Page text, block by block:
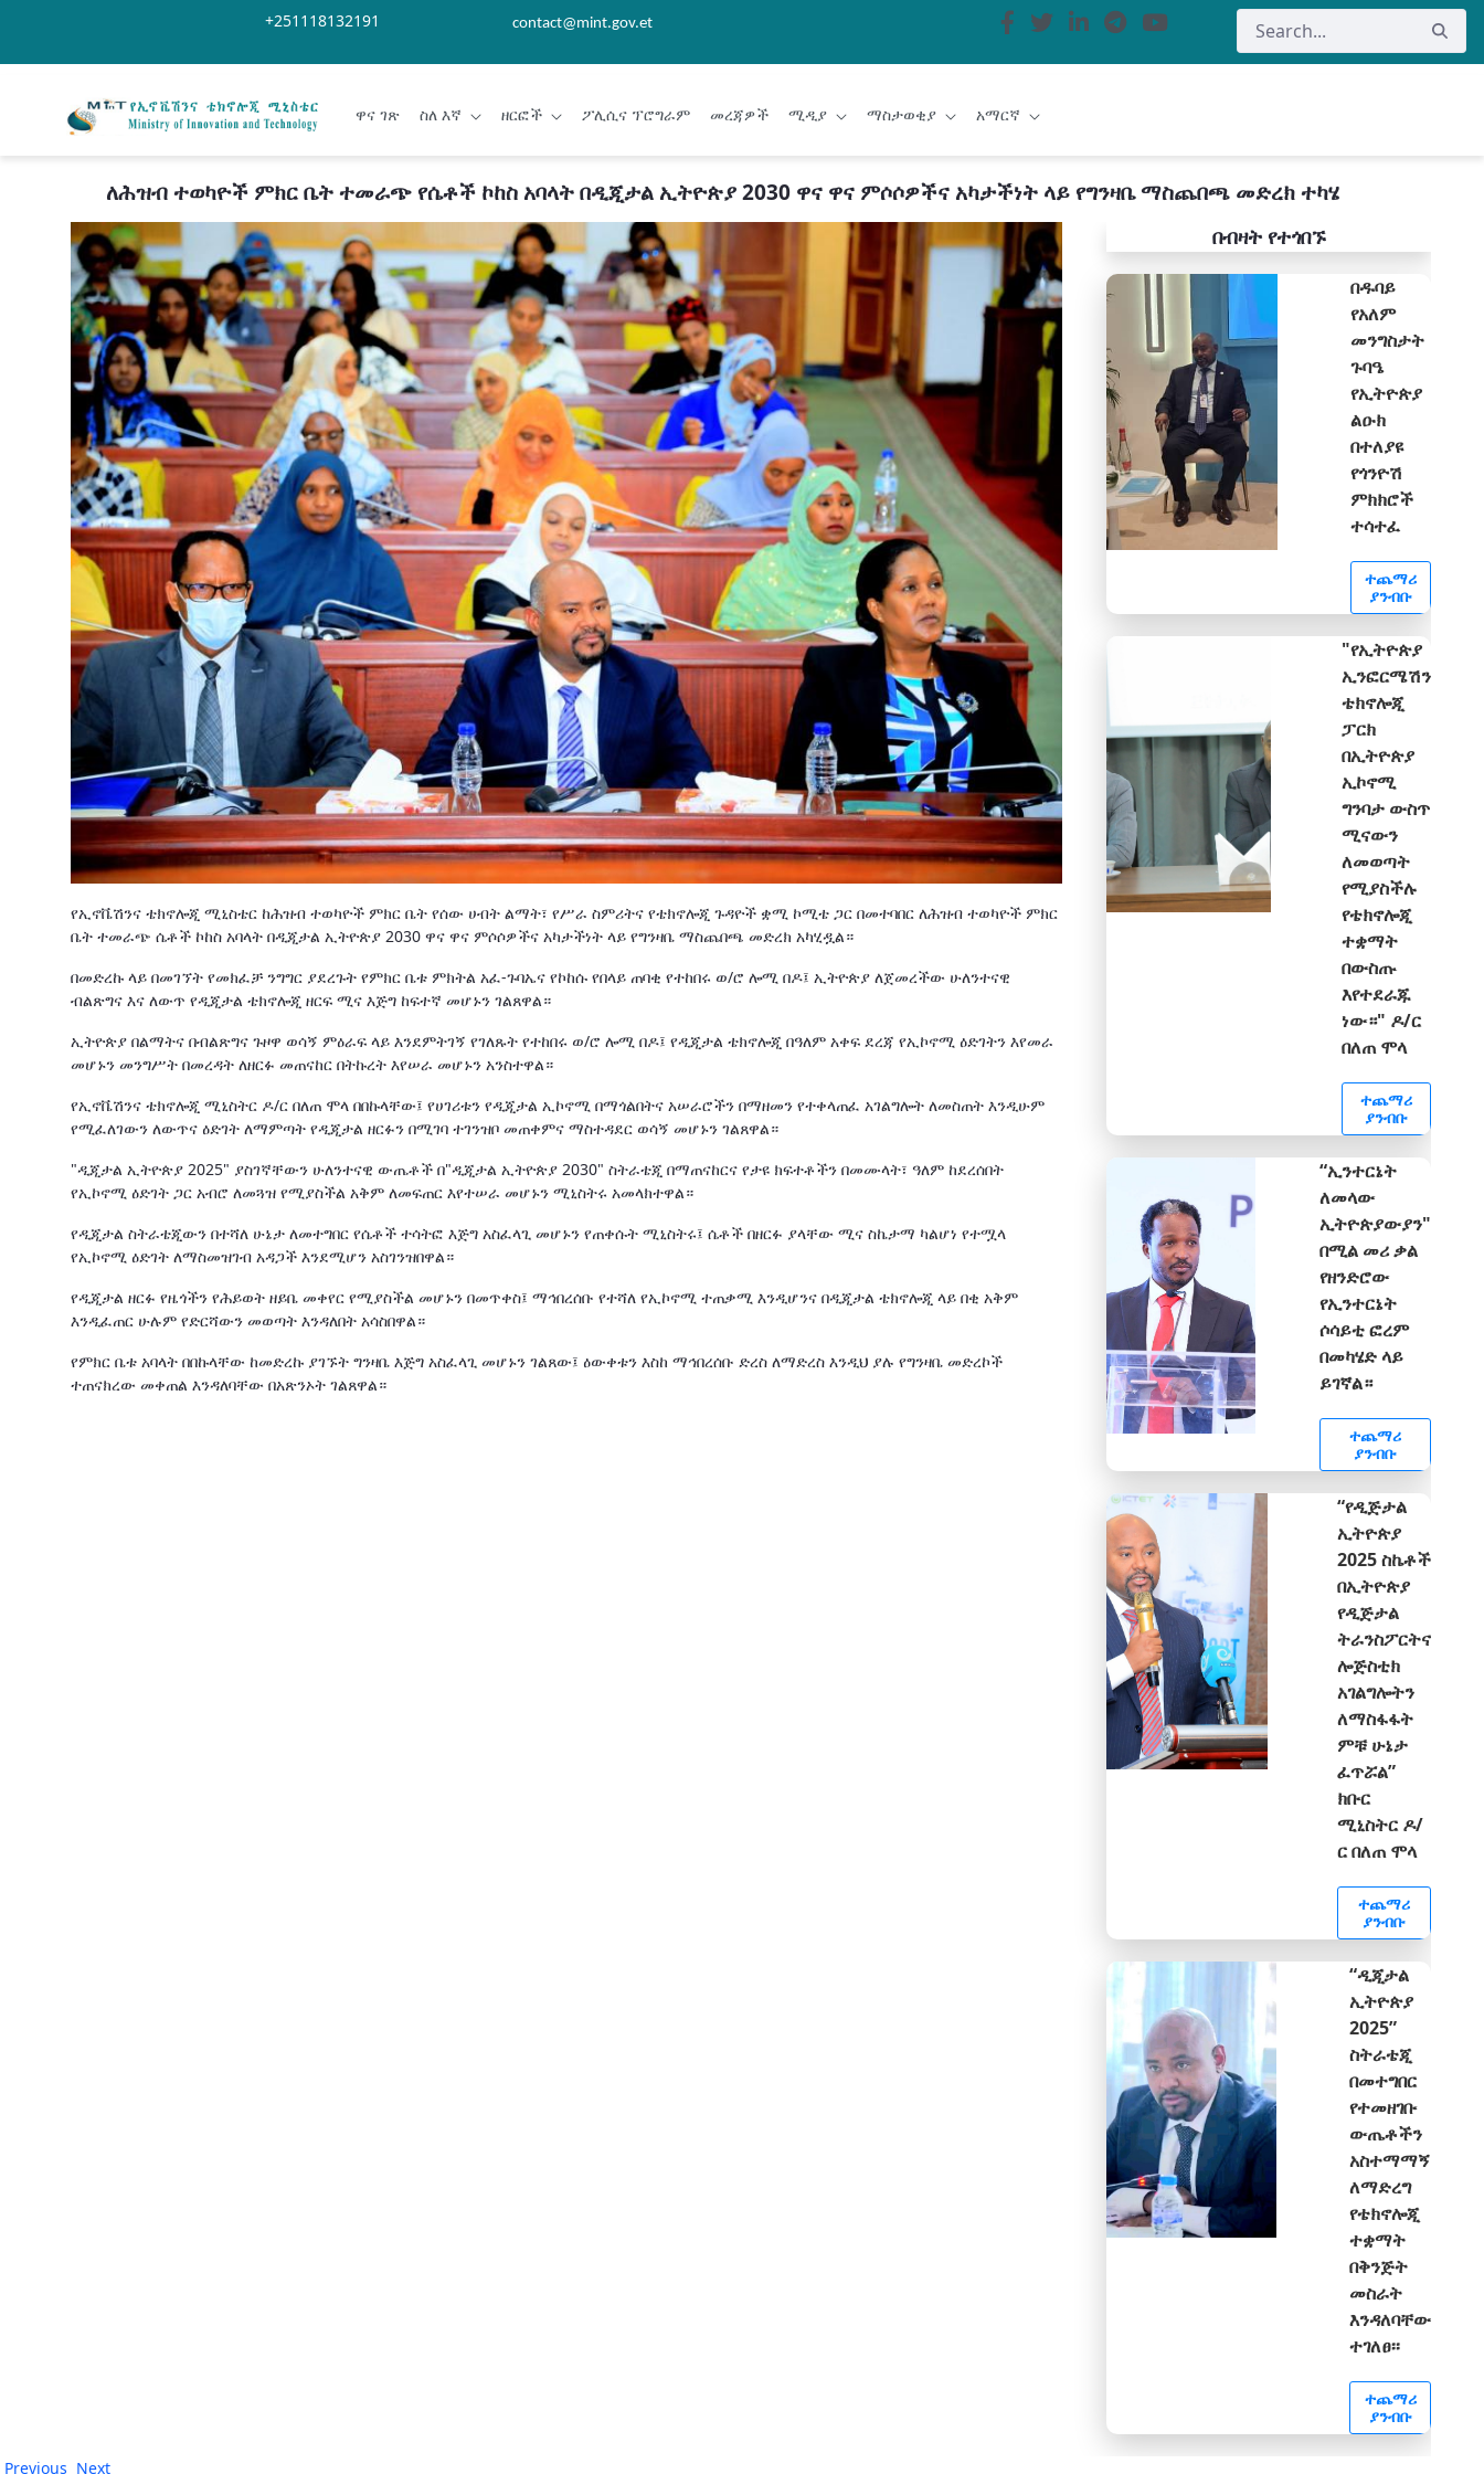
+251118132191 contact@mint.gov.et
ዋና ገጽ ስለ እኛ ዘርፎች ፖሊሲና ፕሮግራም መረጃዎች ሚዲያ ማስታወቂያ አማርኛ
ለሕዝብ ተወካዮች ምክር ቤት ተመራጭ የሴቶች ኮከስ አባላት በዲጂታል ኢትዮጵያ 2030 ዋና ዋና ምሶሶዎችና አካታችነት ላይ የግንዛቤ ማስጨበጫ መድረክ ተካሄ
የኢኖቬሽንና ቴክኖሎጂ ሚኒስቴር ከሕዝብ ተወካዮች ምክር ቤት የሰው ሀብት ልማት፣ የሥራ ስምሪትና የቴክኖሎጂ ጉዳዮች ቋሚ ኮሚቴ ጋር በመተባበር ለሕዝብ ተወካዮች ምክር
ቤት ተመራጭ ሴቶች ኮከስ አባላት በዲጂታል ኢትዮጵያ 2030 ዋና ዋና ምሶሶዎችና አካታችነት ላይ የግንዛቤ ማስጨበጫ መድረክ አካሂዷል።
በመድረኩ ላይ በመገኘት የመክፈቻ ንግግር ያደረጉት የምክር ቤቱ ምክትል አፈ-ጉባኤና የኮከሱ የበላይ ጠባቂ የተከበሩ ወ/ሮ ሎሚ በዶ፤ ኢትዮጵያ ለጀመረችው ሁለንተናዊ
ብልጽግና እና ለውጥ የዲጂታል ቴክኖሎጂ ዘርፍ ሚና እጅግ ከፍተኛ መሆኑን ገልጸዋል።
ኢትዮጵያ በልማትና በብልጽግና ጉዞዋ ወሳኝ ምዕራፍ ላይ እንደምትገኝ የገለጹት የተከበሩ ወ/ሮ ሎሚ በዶ፤ የዲጂታል ቴክኖሎጂ በዓለም አቀፍ ደረጃ የኢኮኖሚ ዕድገትን እየመራ
መሆኑን መንግሥት በመረዳት ለዘርፉ መጠናከር በትኩረት እየሠራ መሆኑን አንስተዋል።
የኢኖቬሽንና ቴክኖሎጂ ሚኒስትር ዶ/ር በለጠ ሞላ በበኩላቸው፤ የሀገሪቱን የዲጂታል ኢኮኖሚ በማጎልበትና አሠራሮችን በማዘመን የተቀላጠፈ አገልግሎት ለመስጠት እንዲሁም
የሚፈለገውን ለውጥና ዕድገት ለማምጣት የዲጂታል ዘርፉን በሚገባ ተገንዝቦ መጠቀምና ማስተዳደር ወሳኝ መሆኑን ገልጸዋል።
"ዲጂታል ኢትዮጵያ 2025" ያስገኛቸውን ሁለንተናዊ ውጤቶች በ"ዲጂታል ኢትዮጵያ 2030" ስትራቴጂ በማጠናከርና የታዩ ክፍተቶችን በመሙላት፣ ዓለም ከደረሰበት
የኢኮኖሚ ዕድገት ጋር አብሮ ለመጓዝ የሚያስችል አቅም ለመፍጠር እየተሠራ መሆኑን ሚኒስትሩ አመላክተዋል።
የዲጂታል ስትራቴጂውን በተሻለ ሁኔታ ለመተግበር የሴቶች ተሳትፎ እጅግ አስፈላጊ መሆኑን የጠቀሱት ሚኒስትሩ፤ ሴቶች በዘርፉ ያላቸው ሚና ስኬታማ ካልሆነ የተሟላ
የኢኮኖሚ ዕድገት ለማስመዝገብ አዳጋች እንደሚሆን አስገንዝበዋል።
የዲጂታል ዘርፉ የዜጎችን የሕይወት ዘይቤ መቀየር የሚያስችል መሆኑን በመጥቀስ፤ ማኅበረሰቡ የተሻለ የኢኮኖሚ ተጠቃሚ እንዲሆንና በዲጂታል ቴክኖሎጂ ላይ በቂ አቅም
እንዲፈጠር ሁሉም የድርሻውን መወጣት እንዳለበት አሳስበዋል።
የምክር ቤቱ አባላት በበኩላቸው ከመድረኩ ያገኙት ግንዛቤ እጅግ አስፈላጊ መሆኑን ገልጸው፤ ዕውቀቱን እስከ ማኅበረሰቡ ድረስ ለማድረስ እንዲህ ያሉ የግንዛቤ መድረኮች
ተጠናክረው መቀጠል እንዳለባቸው በአጽንኦት ገልጸዋል።
በብዛት የተጎበኙ
በዱባይ
የአለም
መንግስታት
ጉባዔ
የኢትዮጵያ
ልዑክ
በተለያዩ
የጎንዮሽ
ምክክሮች
ተሳተፈ
ተጨማሪ
ያንብቡ
"የኢትዮጵያ
ኢንፎርሜሽን
ቴክኖሎጂ
ፓርክ
በኢትዮጵያ
ኢኮኖሚ
ግንባታ ውስጥ
ሚናውን
ለመወጣት
የሚያስችሉ
የቴክኖሎጂ
ተቋማት
በውስጡ
እየተደራጁ
ነው።" ዶ/ር
በለጠ ሞላ
ተጨማሪ
ያንብቡ
“ኢንተርኔት
ለመላው
ኢትዮጵያውያን"
በሚል መሪ ቃል
የዘንድሮው
የኢንተርኔት
ሶሳይቲ ፎረም
በመካሄድ ላይ
ይገኛል።
ተጨማሪ
ያንብቡ
“የዲጅታል
ኢትዮጵያ
2025 ስኬቶች
በኢትዮጵያ
የዲጅታል
ትራንስፖርትና
ሎጅስቲክ
አገልግሎትን
ለማስፋፋት
ምቹ ሁኔታ
ፈጥሯል”
ክቡር
ሚኒስትር ዶ/
ር በለጠ ሞላ
ተጨማሪ
ያንብቡ
“ዲጂታል
ኢትዮጵያ
2025”
ስትራቴጂ
በመተግበር
የተመዘገቡ
ውጤቶችን
አስተማማኝ
ለማድረግ
የቴክኖሎጂ
ተቋማት
በቅንጅት
መስራት
እንዳለባቸው
ተገለፀ፡፡
ተጨማሪ
ያንብቡ
Previous Next